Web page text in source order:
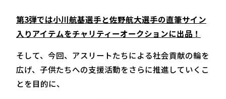
第3弾では小川航基選手と佐野航大選手の直筆サイン
入りアイテムをチャリティーオークションに出品！
そして、今回、アスリートたちによる社会貢献の輪を
広げ、子供たちへの支援活動をさらに推進していくこ
とを目的に、